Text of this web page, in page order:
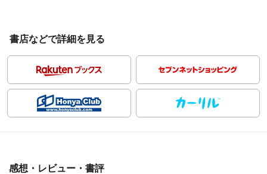
書店などで詳細を見る
感想・レビュー・書評